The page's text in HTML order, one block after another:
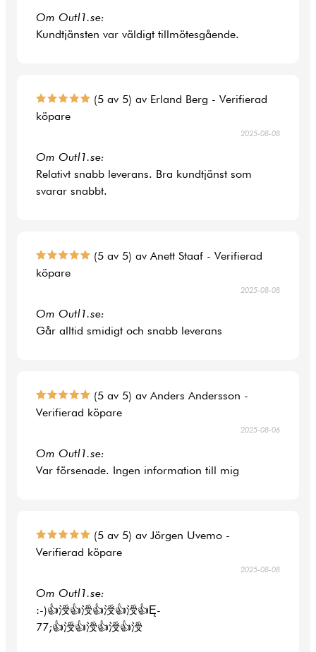
Om Outl1.se:
Kundtjänsten var väldigt tillmötesgående.
(5 av 5) av Erland Berg - Verifierad
köpare
2025-08-08
Om Outl1.se:
Relativt snabb leverans. Bra kundtjänst som
svarar snabbt.
(5 av 5) av Anett Staaf - Verifierad
köpare
2025-08-08
Om Outl1.se:
Går alltid smidigt och snabb leverans
(5 av 5) av Anders Andersson -
Verifierad köpare
2025-08-06
Om Outl1.se:
Var försenade. Ingen information till mig
(5 av 5) av Jörgen Uvemo -
Verifierad köpare
2025-08-08
Om Outl1.se:
:-)👍涭👍涭👍涭👍涭👍Ę-
77;👍涭👍涭👍涭👍涭